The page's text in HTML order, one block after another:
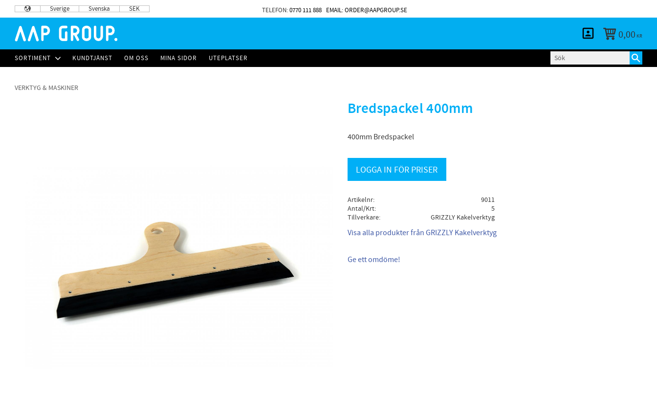
Sverige Svenska SEK TELEFON:0770 111 888 EMAIL: ORDER@AAPGROUP.SE
0,00 KR
SORTIMENT KUNDTJÄNST OM OSS MINA SIDOR UTEPLATSER
VERKTYG & MASKINER
Bredspackel 400mm
400mm Bredspackel
LOGGA IN FÖR PRISER
Artikelnr
9011
Antal/Krt
5
Tillverkare
GRIZZLY Kakelverktyg
Visa alla produkter från GRIZZLY Kakelverktyg
Ge ett omdöme!